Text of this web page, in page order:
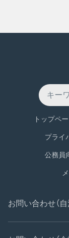
トップペ
プライ
公務員
お問い合わせ（